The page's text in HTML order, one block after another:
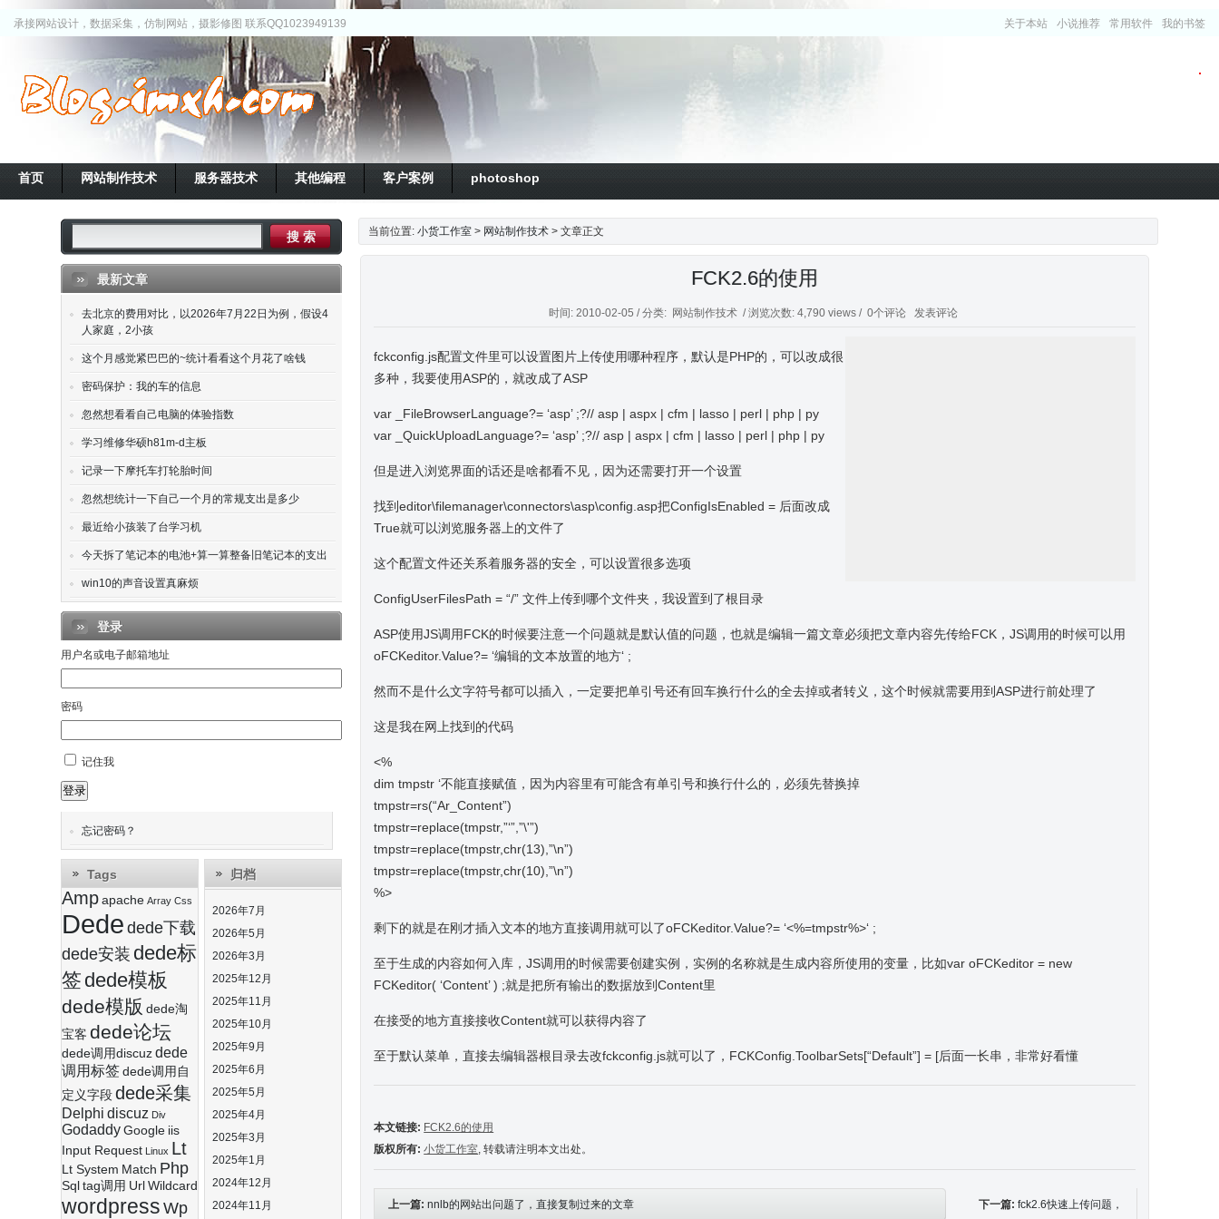
承接网站设计，数据采集，仿制网站，摄影修图 联系QQ1023949139 关于本站 小说推荐 常用软件 我的书签
首页 网站制作技术 服务器技术 其他编程 客户案例 photoshop
当前位置:小货工作室 > 网站制作技术 > 文章正文
FCK2.6的使用
时间: 2010-02-05 / 分类: 网站制作技术 / 浏览次数: 4,790 views / 0个评论 发表评论
fckconfig.js配置文件里可以设置图片上传使用哪种程序，默认是PHP的，可以改成很
多种，我要使用ASP的，就改成了ASP
var _FileBrowserLanguage?= ‘asp’ ;?// asp | aspx | cfm | lasso | perl | php | py
var _QuickUploadLanguage?= ‘asp’ ;?// asp | aspx | cfm | lasso | perl | php | py
但是进入浏览界面的话还是啥都看不见，因为还需要打开一个设置
找到editor\filemanager\connectors\asp\config.asp把ConfigIsEnabled = 后面改成
True就可以浏览服务器上的文件了
这个配置文件还关系着服务器的安全，可以设置很多选项
ConfigUserFilesPath = “/” 文件上传到哪个文件夹，我设置到了根目录
ASP使用JS调用FCK的时候要注意一个问题就是默认值的问题，也就是编辑一篇文章必须把文章内容先传给FCK，JS调用的时候可以用
oFCKeditor.Value?= ‘编辑的文本放置的地方‘ ;
然而不是什么文字符号都可以插入，一定要把单引号还有回车换行什么的全去掉或者转义，这个时候就需要用到ASP进行前处理了
这是我在网上找到的代码
<%
dim tmpstr ‘不能直接赋值，因为内容里有可能含有单引号和换行什么的，必须先替换掉
tmpstr=rs(“Ar_Content”)
tmpstr=replace(tmpstr,”‘”,”\'”)
tmpstr=replace(tmpstr,chr(13),”\n”)
tmpstr=replace(tmpstr,chr(10),”\n”)
%>
剩下的就是在刚才插入文本的地方直接调用就可以了oFCKeditor.Value?= ‘<%=tmpstr%>‘ ;
至于生成的内容如何入库，JS调用的时候需要创建实例，实例的名称就是生成内容所使用的变量，比如var oFCKeditor = new
FCKeditor( ‘Content’ ) ;就是把所有输出的数据放到Content里
在接受的地方直接接收Content就可以获得内容了
至于默认菜单，直接去编辑器根目录去改fckconfig.js就可以了，FCKConfig.ToolbarSets[“Default”] = [后面一长串，非常好看懂
本文链接: FCK2.6的使用
版权所有: 小货工作室, 转载请注明本文出处。
上一篇:nnlb的网站出问题了，直接复制过来的文章 下一篇:fck2.6快速上传问题，
最新文章
去北京的费用对比，以2026年7月22日为例，假设4
人家庭，2小孩
这个月感觉紧巴巴的~统计看看这个月花了啥钱
密码保护：我的车的信息
忽然想看看自己电脑的体验指数
学习维修华硕h81m-d主板
记录一下摩托车打轮胎时间
忽然想统计一下自己一个月的常规支出是多少
最近给小孩装了台学习机
今天拆了笔记本的电池+算一算整备旧笔记本的支出
win10的声音设置真麻烦
登录
用户名或电子邮箱地址
密码
记住我
登录
忘记密码？
Tags
Amp apache Array Css
Dede dede下载
dede安装 dede标
签 dede模板
dede模版 dede淘
宝客 dede论坛
dede调用discuz dede
调用标签 dede调用自
定义字段 dede采集
Delphi discuz Div
Godaddy Google iis
Input Request Linux Lt
Lt System Match Php
Sql tag调用 Url Wildcard
wordpress Wp
归档
2026年7月
2026年5月
2026年3月
2025年12月
2025年11月
2025年10月
2025年9月
2025年6月
2025年5月
2025年4月
2025年3月
2025年1月
2024年12月
2024年11月